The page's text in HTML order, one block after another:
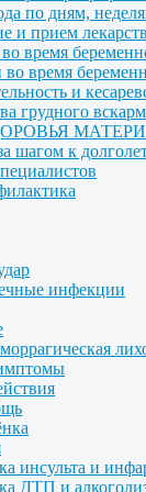
по дням,
и прием
время
время
и
грудного
шагом к
инфекции
инсульта и
ДТП и